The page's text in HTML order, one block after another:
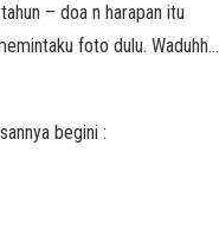
– doa n harapan itu
foto dulu. Waduhh…
begini :